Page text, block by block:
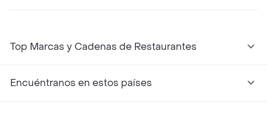
Top Marcas y Cadenas de Restaurantes
Encuéntranos en estos países